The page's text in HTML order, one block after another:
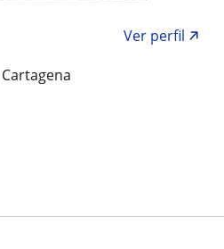
Ver perfil